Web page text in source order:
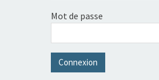
Mot de passe